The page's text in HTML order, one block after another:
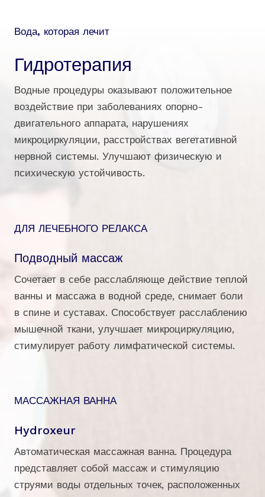
Вода, которая лечит
Гидротерапия
Водные процедуры оказывают положительное
воздействие при заболеваниях опорно-
двигательного аппарата, нарушениях
микроциркуляции, расстройствах вегетативной
нервной системы. Улучшают физическую и
психическую устойчивость.
ДЛЯ ЛЕЧЕБНОГО РЕЛАКСА
Подводный массаж
Сочетает в себе расслабляюще действие теплой
ванны и массажа в водной среде, снимает боли
в спине и суставах. Способствует расслаблению
мышечной ткани, улучшает микроциркуляцию,
стимулирует работу лимфатической системы.
МАССАЖНАЯ ВАННА
Hydroxeur
Автоматическая массажная ванна. Процедура
представляет собой массаж и стимуляцию
струями воды отдельных точек, расположенных